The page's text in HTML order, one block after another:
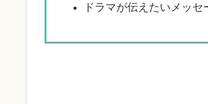
ドラマが伝えたいメッ